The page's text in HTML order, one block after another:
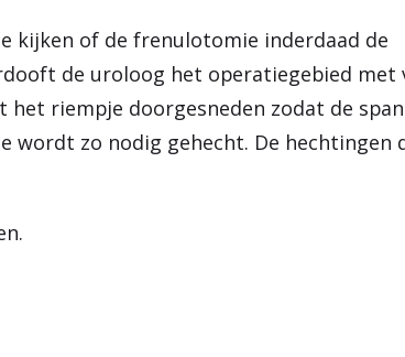
kijken of de frenulotomie inderdaad de
de uroloog het operatiegebied met
riempje doorgesneden zodat de
wordt zo nodig gehecht. De hechtingen